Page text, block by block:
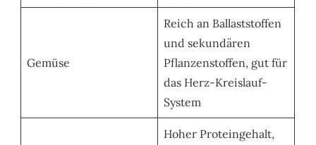
Gemüse
Reich an Ballaststoffen
und sekundären
Pflanzenstoffen, gut für
das Herz-Kreislauf-
System
Hoher Proteingehalt,